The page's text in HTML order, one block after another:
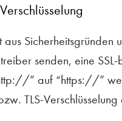
aus
senden, eine
” auf “https://”
TLS-